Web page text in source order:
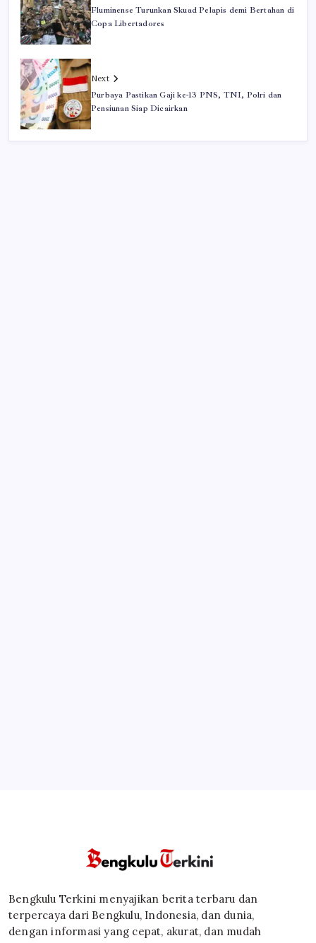
Fluminense Turunkan Skuad Pelapis demi Bertahan di
Copa Libertadores
Next
Purbaya Pastikan Gaji ke-13 PNS, TNI, Polri dan
Pensiunan Siap Dicairkan
Bengkulu Terkini menyajikan berita terbaru dan
terpercaya dari Bengkulu, Indonesia, dan dunia,
dengan informasi yang cepat, akurat, dan mudah